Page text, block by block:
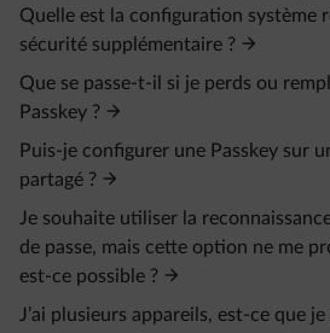
Quelle est la configuration système
sécurité supplémentaire ?
Que se passe-t-il si je perds ou
Passkey ?
Puis-je configurer une Passkey sur
partagé ?
Je souhaite utiliser la
de passe, mais cette option ne me
est-ce possible ?
J’ai plusieurs appareils, est-ce que